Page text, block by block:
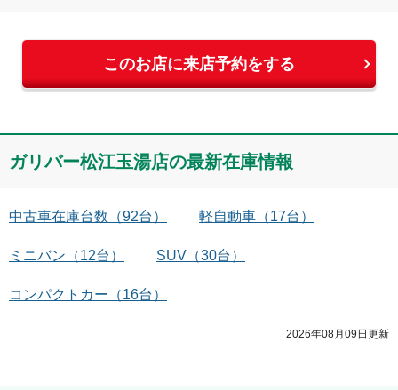
このお店に来店予約をする
ガリバー松江玉湯店の最新在庫情報
中古車在庫台数 （92台） 軽自動車 （17台）
ミニバン （12台） SUV （30台）
コンパクトカー （16台）
2026年08月09日更新